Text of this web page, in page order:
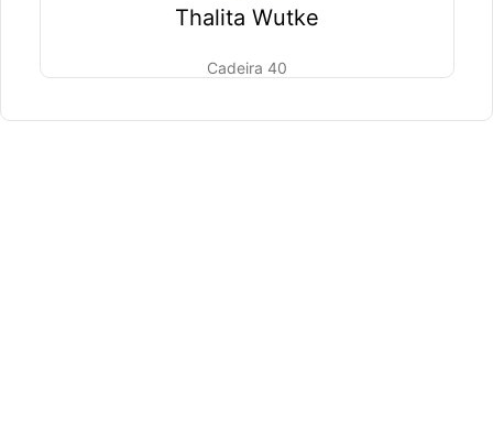
Thalita Wutke
Cadeira 40